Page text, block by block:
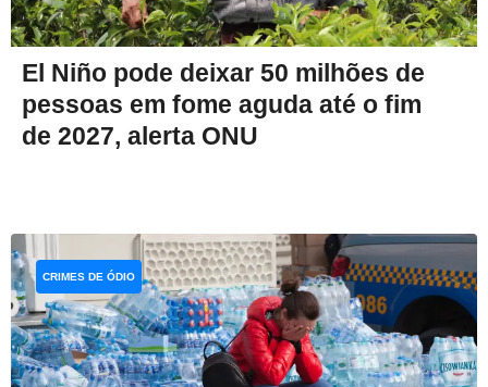
El Niño pode deixar 50 milhões de
pessoas em fome aguda até o fim
de 2027, alerta ONU
CRIMES DE ÓDIO